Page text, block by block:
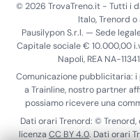
© 2026 TrovaTreno.it - Tutti i
Italo, Trenord
Pausilypon S.r.l. — Sede
Capitale sociale € 10.000,00
Napoli, REA NA-
Comunicazione pubblicitaria:
a Trainline, nostro partner
possiamo ricevere una
Dati orari Trenord: ©
licenzaCC BY 4.0. Dati orari